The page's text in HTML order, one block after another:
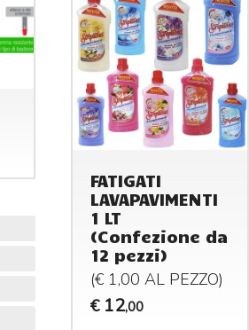
FATIGATI
LAVAPAVIMENTI
1 LT
(Confezione da
12 pezzi)
(€ 1,00 AL PEZZO)
€ 12,00